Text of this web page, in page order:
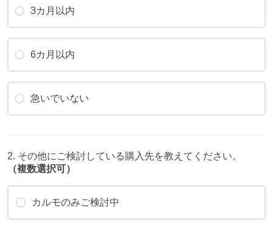
3カ月以内
6カ月以内
急いでいない
2. その他にご検討している購入先を教えてください。
（複数選択可）
カルモのみご検討中